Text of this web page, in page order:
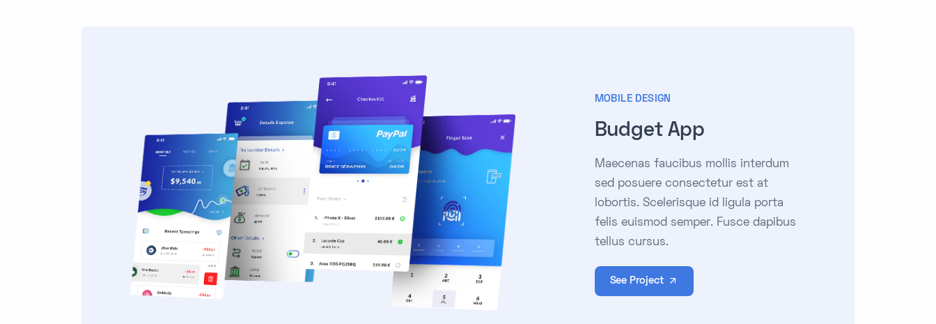
MOBILE DESIGN
Budget App
Maecenas faucibus mollis interdum
sed posuere consectetur est at
lobortis. Scelerisque id ligula porta
felis euismod semper. Fusce dapibus
tellus cursus.
See Project